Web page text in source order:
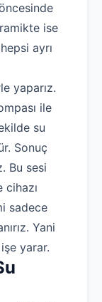
ise
ayrı
yaparız.
ile
su
Sonuç
Bu sesi
sadece
Yani
yarar.